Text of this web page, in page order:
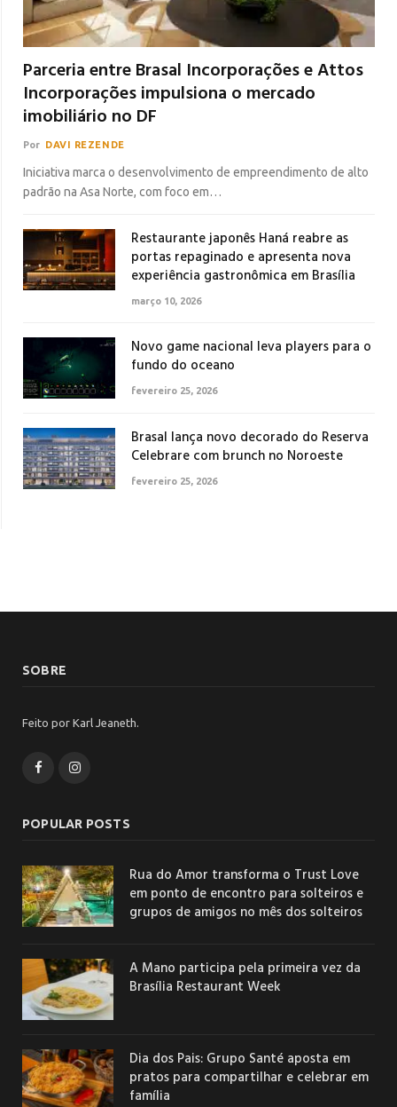
Parceria entre Brasal Incorporações e Attos
Incorporações impulsiona o mercado
imobiliário no DF
Por DAVI REZENDE
Iniciativa marca o desenvolvimento de empreendimento de alto
padrão na Asa Norte, com foco em…
Restaurante japonês Haná reabre as
portas repaginado e apresenta nova
experiência gastronômica em Brasília
março 10, 2026
Novo game nacional leva players para o
fundo do oceano
fevereiro 25, 2026
Brasal lança novo decorado do Reserva
Celebrare com brunch no Noroeste
fevereiro 25, 2026
SOBRE
Feito por Karl Jeaneth.
FacebookInstagram
POPULAR POSTS
Rua do Amor transforma o Trust Love
em ponto de encontro para solteiros e
grupos de amigos no mês dos solteiros
A Mano participa pela primeira vez da
Brasília Restaurant Week
Dia dos Pais: Grupo Santé aposta em
pratos para compartilhar e celebrar em
família